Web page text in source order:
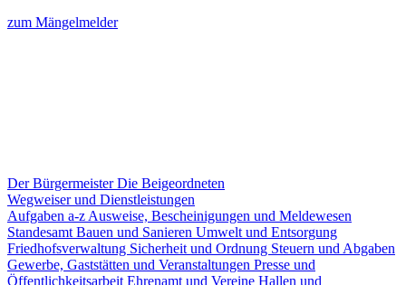
zum Mängelmelder
Der BürgermeisterDie Beigeordneten
Wegweiser und Dienstleistungen
Aufgaben a-z Ausweise, Bescheinigungen und Meldewesen
Standesamt Bauen und Sanieren Umwelt und Entsorgung
Friedhofsverwaltung Sicherheit und Ordnung Steuern und Abgaben
Gewerbe, Gaststätten und Veranstaltungen Presse und
Öffentlichkeitsarbeit Ehrenamt und Vereine Hallen und